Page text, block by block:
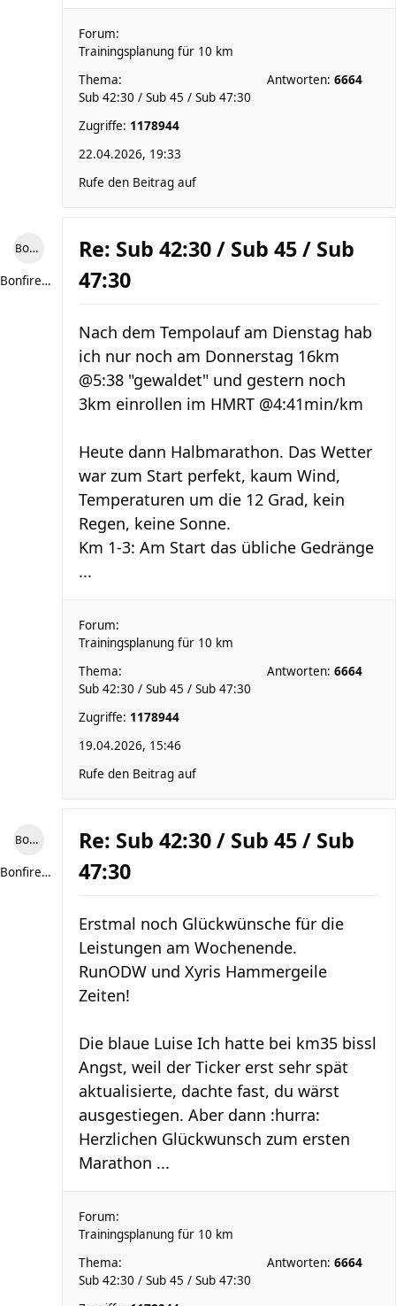
Forum:
Trainingsplanung für 10 km
Thema:
Sub 42:30 / Sub 45 / Sub 47:30
Antworten: 6664
Zugriffe: 1178944
22.04.2026, 19:33
Rufe den Beitrag auf
Bonfire307
Bonfire307
Re: Sub 42:30 / Sub 45 / Sub
47:30
Nach dem Tempolauf am Dienstag hab
ich nur noch am Donnerstag 16km
@5:38 "gewaldet" und gestern noch
3km einrollen im HMRT @4:41min/km
Heute dann Halbmarathon. Das Wetter
war zum Start perfekt, kaum Wind,
Temperaturen um die 12 Grad, kein
Regen, keine Sonne.
Km 1-3: Am Start das übliche Gedränge
...
Forum:
Trainingsplanung für 10 km
Thema:
Sub 42:30 / Sub 45 / Sub 47:30
Antworten: 6664
Zugriffe: 1178944
19.04.2026, 15:46
Rufe den Beitrag auf
Bonfire307
Bonfire307
Re: Sub 42:30 / Sub 45 / Sub
47:30
Erstmal noch Glückwünsche für die
Leistungen am Wochenende.
RunODW und Xyris Hammergeile
Zeiten!
Die blaue Luise Ich hatte bei km35 bissl
Angst, weil der Ticker erst sehr spät
aktualisierte, dachte fast, du wärst
ausgestiegen. Aber dann :hurra:
Herzlichen Glückwunsch zum ersten
Marathon ...
Forum:
Trainingsplanung für 10 km
Thema:
Sub 42:30 / Sub 45 / Sub 47:30
Antworten: 6664